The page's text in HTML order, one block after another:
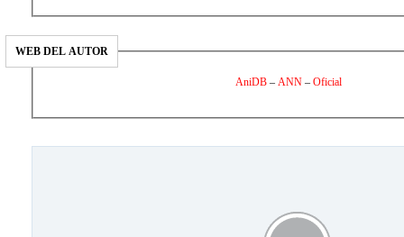
WEB DEL AUTOR
AniDB – ANN – Oficial